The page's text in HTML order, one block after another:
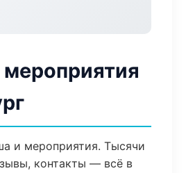
и мероприятия. Тысячи
контакты — всё в